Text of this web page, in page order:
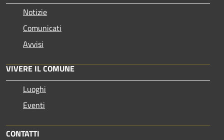
Notizie
Comunicati
Avvisi
VIVERE IL COMUNE
Luoghi
Eventi
CONTATTI